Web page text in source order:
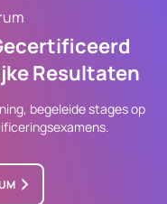
Resultaten
begeleide stages op